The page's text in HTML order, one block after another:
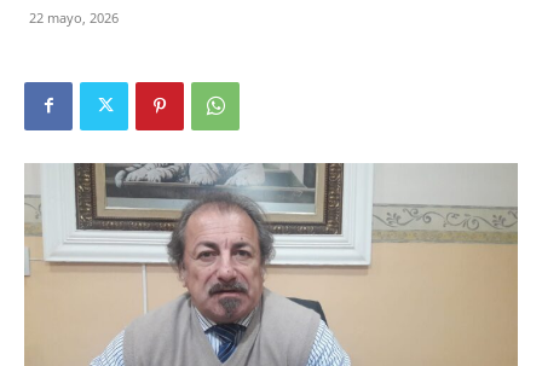
22 mayo, 2026